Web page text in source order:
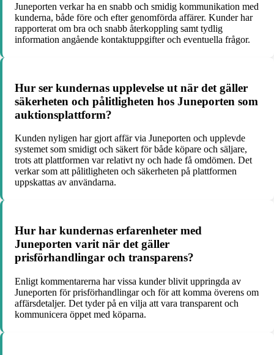
Juneporten verkar ha en snabb och smidig kommunikation med
kunderna, både före och efter genomförda affärer. Kunder har
rapporterat om bra och snabb återkoppling samt tydlig
information angående kontaktuppgifter och eventuella frågor.
Hur ser kundernas upplevelse ut när det gäller
säkerheten och pålitligheten hos Juneporten som
auktionsplattform?
Kunden nyligen har gjort affär via Juneporten och upplevde
systemet som smidigt och säkert för både köpare och säljare,
trots att plattformen var relativt ny och hade få omdömen. Det
verkar som att pålitligheten och säkerheten på plattformen
uppskattas av användarna.
Hur har kundernas erfarenheter med
Juneporten varit när det gäller
prisförhandlingar och transparens?
Enligt kommentarerna har vissa kunder blivit uppringda av
Juneporten för prisförhandlingar och för att komma överens om
affärsdetaljer. Det tyder på en vilja att vara transparent och
kommunicera öppet med köparna.